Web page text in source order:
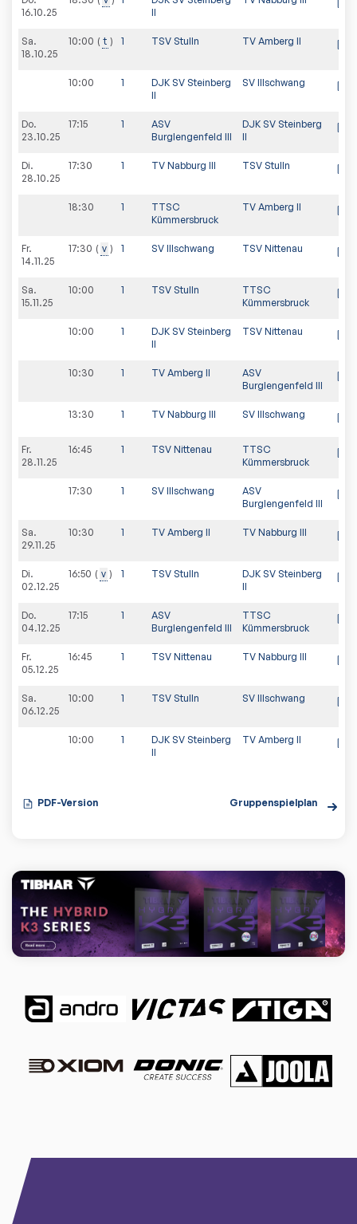
16.10.25
II
Sa.
18.10.25
10:00 t 1 TSV Stulln TV Amberg II
10:00 1
DJK SV Steinberg
II
SV Illschwang
Do.
23.10.25
17:15 1
ASV
Burglengenfeld III
DJK SV Steinberg
II
Di.
28.10.25
17:30 1 TV Nabburg III TSV Stulln
18:30 1
TTSC
Kümmersbruck
TV Amberg II
Fr.
14.11.25
17:30 v 1 SV Illschwang TSV Nittenau
Sa.
15.11.25
10:00 1 TSV Stulln
TTSC
Kümmersbruck
10:00 1
DJK SV Steinberg
II
TSV Nittenau
10:30 1 TV Amberg II
ASV
Burglengenfeld III
13:30 1 TV Nabburg III SV Illschwang
Fr.
28.11.25
16:45 1 TSV Nittenau
TTSC
Kümmersbruck
17:30 1 SV Illschwang
ASV
Burglengenfeld III
Sa.
29.11.25
10:30 1 TV Amberg II TV Nabburg III
Di.
02.12.25
16:50 v 1 TSV Stulln
DJK SV Steinberg
II
Do.
04.12.25
17:15 1
ASV
Burglengenfeld III
TTSC
Kümmersbruck
Fr.
05.12.25
16:45 1 TSV Nittenau TV Nabburg III
Sa.
06.12.25
10:00 1 TSV Stulln SV Illschwang
10:00 1
DJK SV Steinberg
II
TV Amberg II
PDF-Version Gruppenspielplan